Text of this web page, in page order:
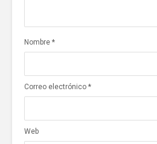
Nombre *
Correo electrónico *
Web